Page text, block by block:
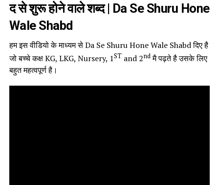
द से शुरू होने वाले शब्द | Da Se Shuru Hone
Wale Shabd
हम इस वीडियो के माध्यम से Da Se Shuru Hone Wale Shabd दिए है
जो बच्चे कक्ष KG, LKG, Nursery, 1STand 2ndमै पढ़ते है उसके लिए
बहुत महत्वपूर्ण है।